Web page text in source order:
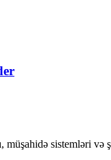
sistemləri və